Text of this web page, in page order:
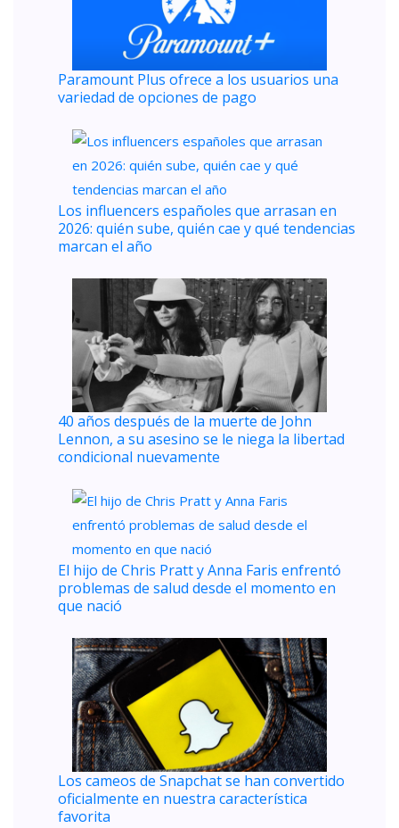
Paramount Plus ofrece a los usuarios una
variedad de opciones de pago
Los influencers españoles que arrasan en
2026: quién sube, quién cae y qué tendencias
marcan el año
40 años después de la muerte de John
Lennon, a su asesino se le niega la libertad
condicional nuevamente
El hijo de Chris Pratt y Anna Faris enfrentó
problemas de salud desde el momento en
que nació
Los cameos de Snapchat se han convertido
oficialmente en nuestra característica
favorita